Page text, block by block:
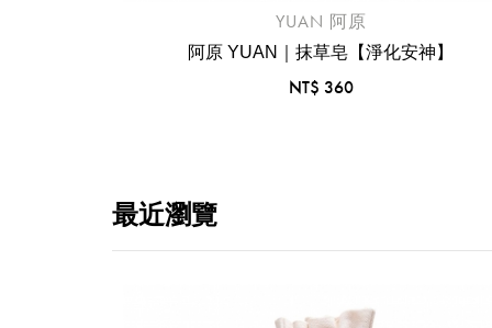
YUAN 阿原
阿原 YUAN｜抹草皂【淨化安神】
NT$ 360
最近瀏覽